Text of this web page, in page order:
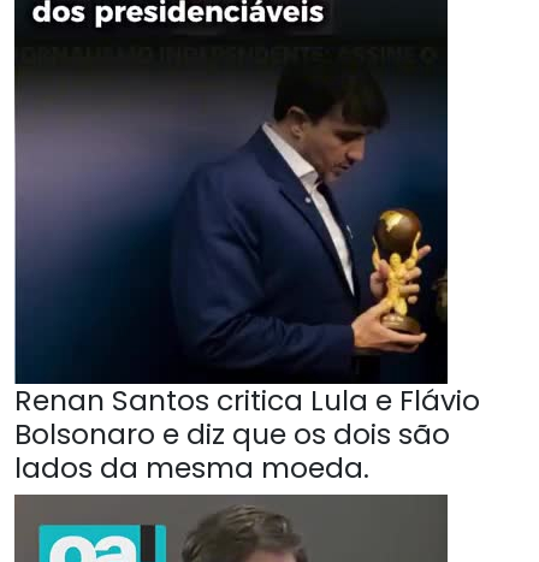
Renan Santos critica Lula e Flávio
Bolsonaro e diz que os dois são
lados da mesma moeda.